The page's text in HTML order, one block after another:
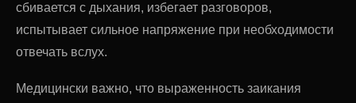
сбивается с дыхания, избегает разговоров,
испытывает сильное напряжение при необходимости
отвечать вслух.
Медицински важно, что выраженность заикания